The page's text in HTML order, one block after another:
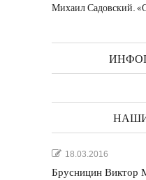
Михаил Садовский.
18.03.2016
Брусницин Виктор